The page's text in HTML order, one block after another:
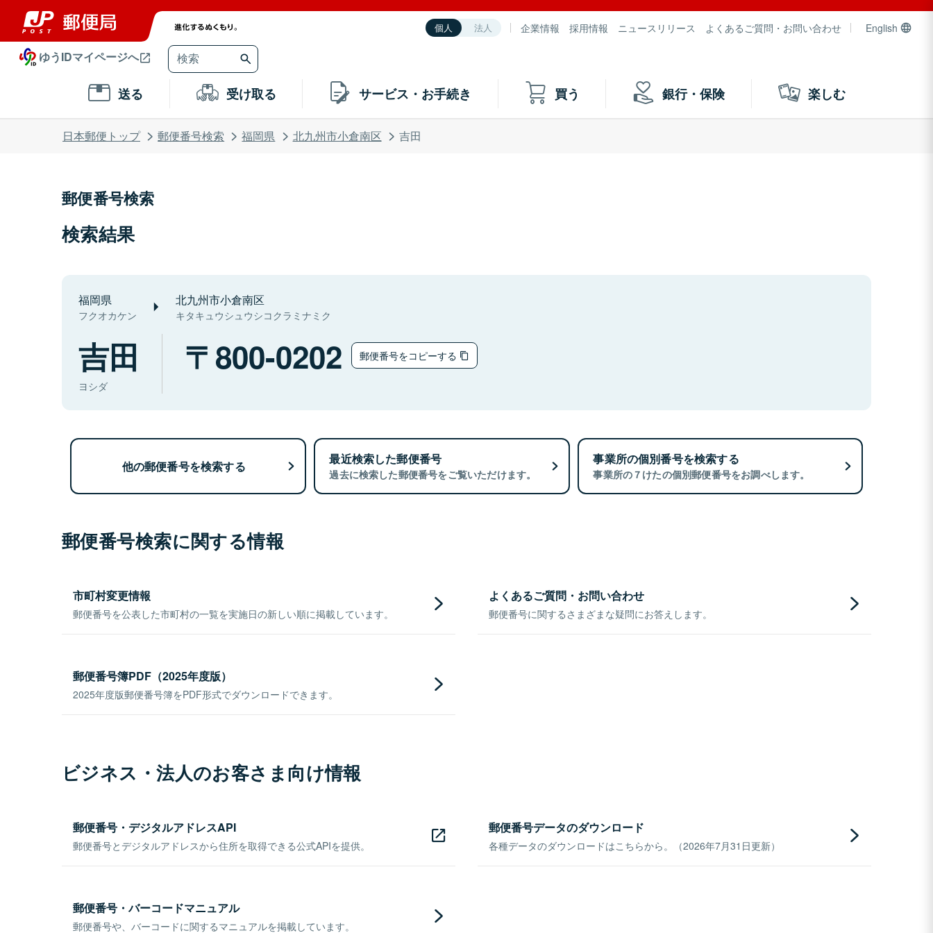
個人 法人 企業情報 採用情報 ニュースリリース よくあるご質問・お問い合わせ English
ゆうIDマイページへ
送る 受け取る サービス・お手続き 買う 銀行・保険 楽しむ
日本郵便トップ 郵便番号検索 福岡県 北九州市小倉南区 吉田
郵便番号検索
検索結果
福岡県
フクオカケン
北九州市小倉南区
キタキュウシュウシコクラミナミク
吉田
ヨシダ
800-0202 郵便番号をコピーする
他の郵便番号を検索する 最近検索した郵便番号
過去に検索した郵便番号をご覧いただけます。
事業所の個別番号を検索する
事業所の７けたの個別郵便番号をお調べします。
郵便番号検索に関する情報
市町村変更情報
郵便番号を公表した市町村の一覧を実施日の新しい順に掲載しています。
よくあるご質問・お問い合わせ
郵便番号に関するさまざまな疑問にお答えします。
郵便番号簿PDF（2025年度版）
2025年度版郵便番号簿をPDF形式でダウンロードできます。
ビジネス・法人のお客さま向け情報
郵便番号・デジタルアドレスAPI
郵便番号とデジタルアドレスから住所を取得できる公式APIを提供。
郵便番号データのダウンロード
各種データのダウンロードはこちらから。（2026年7月31日更新）
郵便番号・バーコードマニュアル
郵便番号や、バーコードに関するマニュアルを掲載しています。